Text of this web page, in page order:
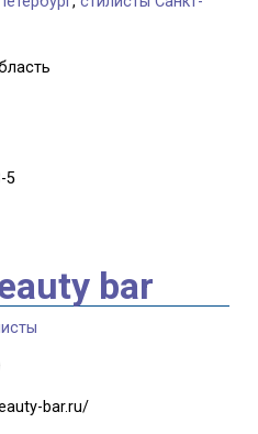
5
bar
bar.ru/